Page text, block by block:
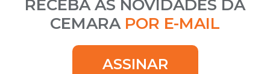
RECEBA AS NOVIDADES DA
CEMARA POR E-MAIL
ASSINAR